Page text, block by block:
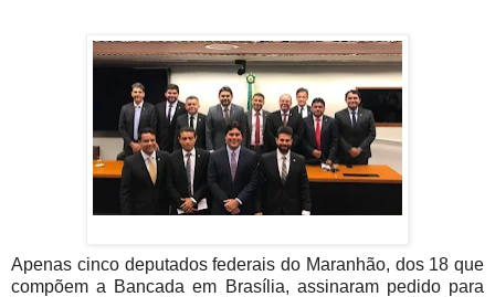
Apenas cinco deputados federais do Maranhão, dos 18 que
compõem a Bancada em Brasília, assinaram pedido para